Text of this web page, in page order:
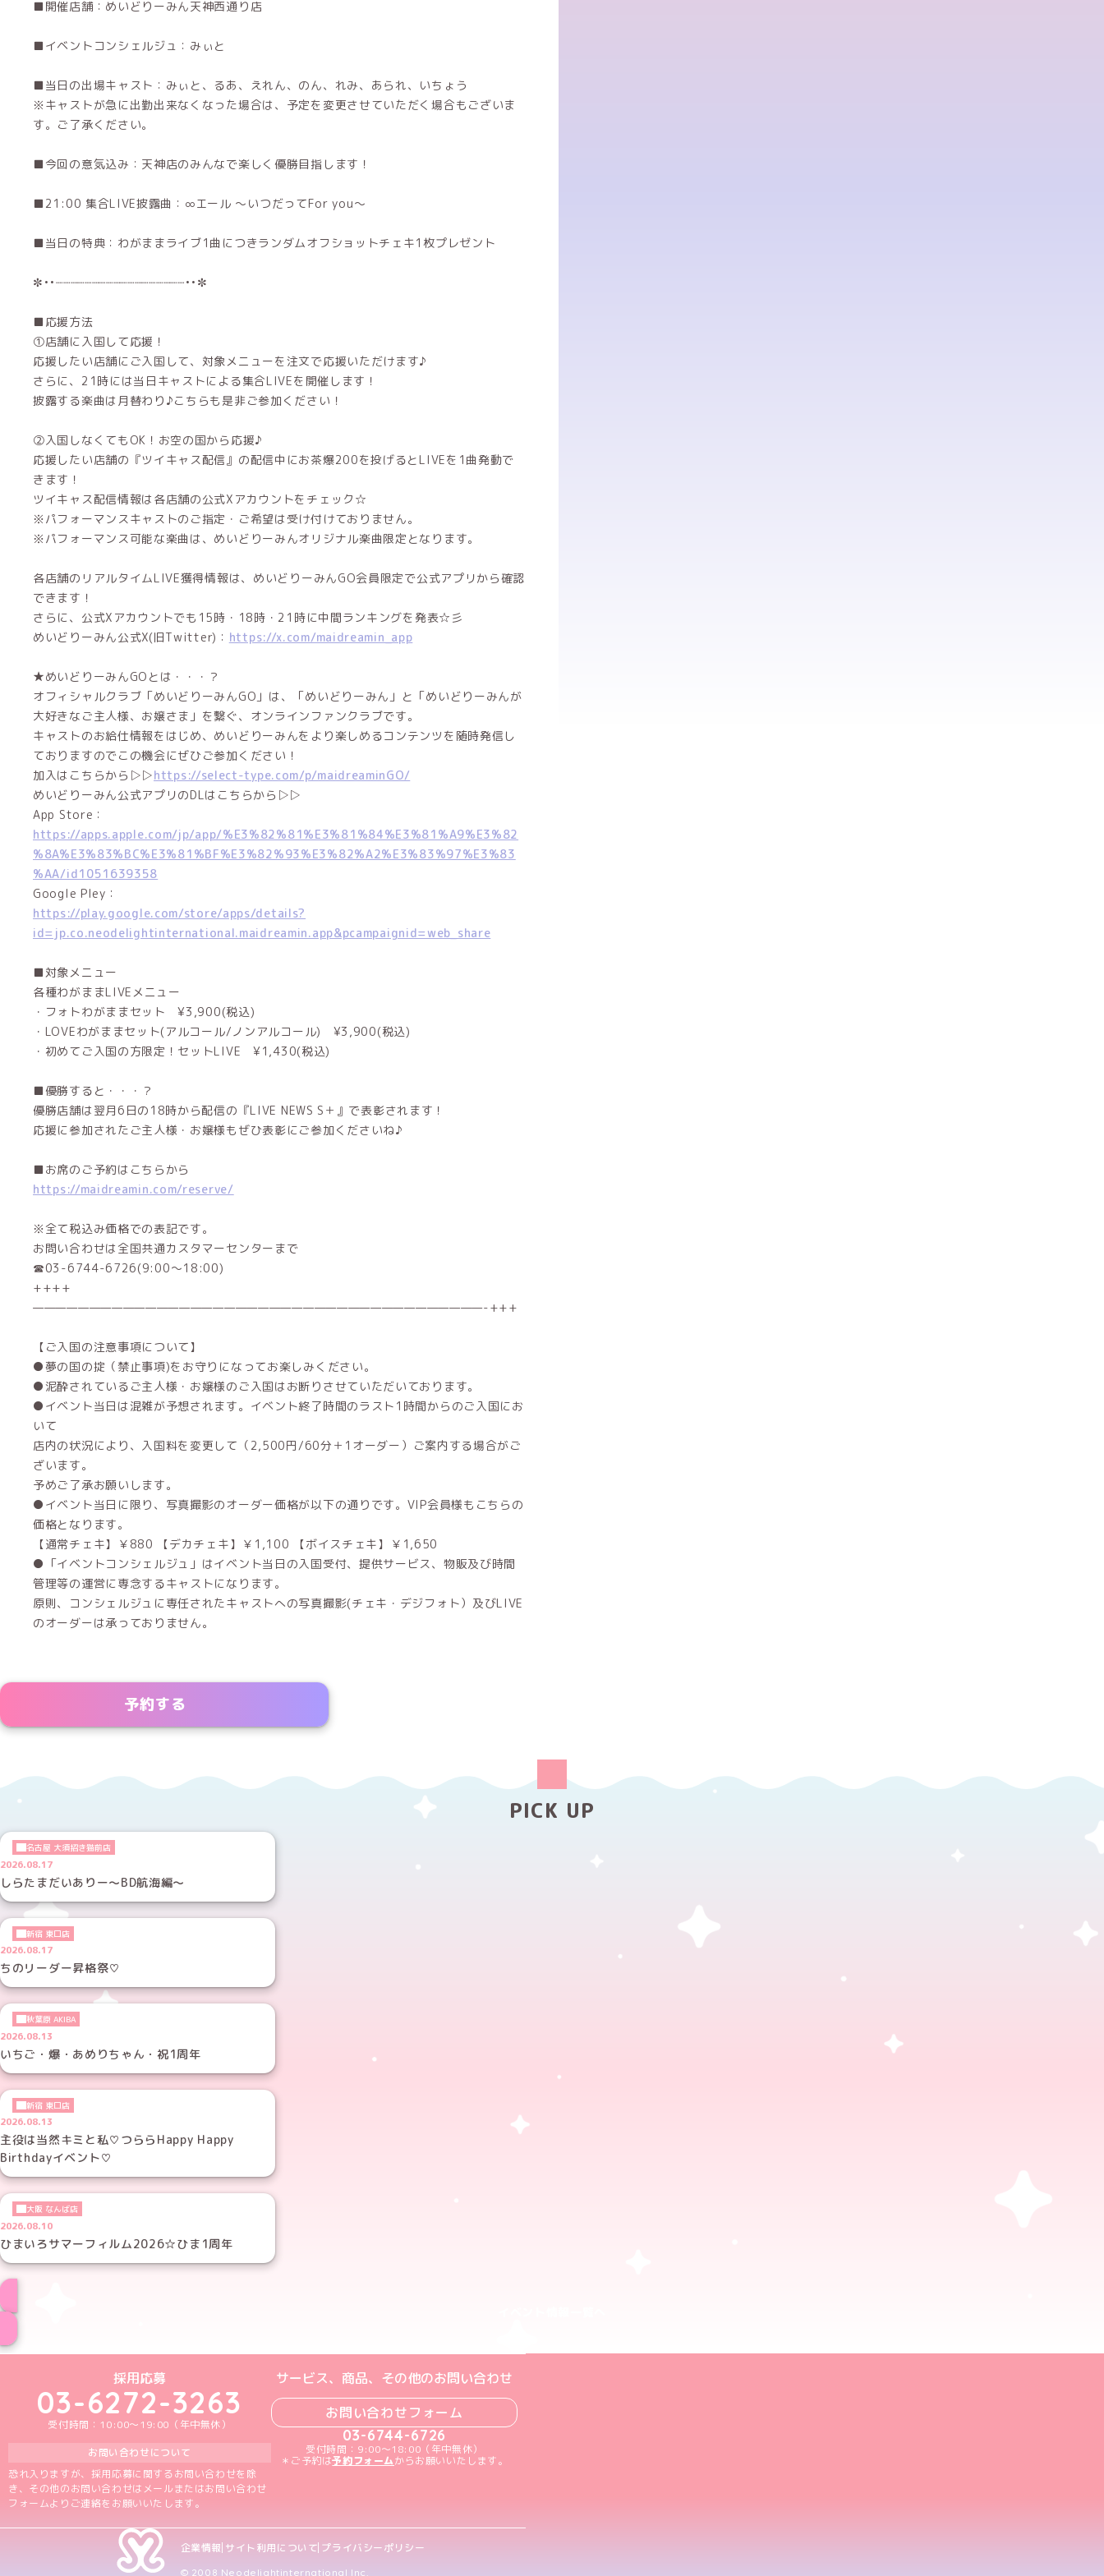
■開催店舗：めいどりーみん天神西通り店
■イベントコンシェルジュ：みぃと
■当日の出場キャスト：みぃと、るあ、えれん、のん、れみ、あられ、いちょう
※キャストが急に出勤出来なくなった場合は、予定を変更させていただく場合もございま
す。ご了承ください。
■今回の意気込み：天神店のみんなで楽しく優勝目指します！
■21:00 集合LIVE披露曲：∞エール 〜いつだってFor you〜
■当日の特典：わがままライブ1曲につきランダムオフショットチェキ1枚プレゼント
✼••┈┈┈┈┈┈┈┈┈┈┈┈┈┈┈┈┈┈••✼
■応援方法
①店舗に入国して応援！
応援したい店舗にご入国して、対象メニューを注文で応援いただけます♪
さらに、21時には当日キャストによる集合LIVEを開催します！
披露する楽曲は月替わり♪こちらも是非ご参加ください！
②入国しなくてもOK！お空の国から応援♪
応援したい店舗の『ツイキャス配信』の配信中にお茶爆200を投げるとLIVEを1曲発動で
きます！
ツイキャス配信情報は各店舗の公式Xアカウントをチェック☆
※パフォーマンスキャストのご指定・ご希望は受け付けておりません。
※パフォーマンス可能な楽曲は、めいどりーみんオリジナル楽曲限定となります。
各店舗のリアルタイムLIVE獲得情報は、めいどりーみんGO会員限定で公式アプリから確認
できます！
さらに、公式Xアカウントでも15時・18時・21時に中間ランキングを発表☆彡
めいどりーみん公式X(旧Twitter)： https://x.com/maidreamin_app
★めいどりーみんGOとは・・・？
オフィシャルクラブ「めいどりーみんGO」は、「めいどりーみん」と「めいどりーみんが
大好きなご主人様、お嬢さま」を繋ぐ、オンラインファンクラブです。
キャストのお給仕情報をはじめ、めいどりーみんをより楽しめるコンテンツを随時発信し
ておりますのでこの機会にぜひご参加ください！
加入はこちらから▷▷https://select-type.com/p/maidreaminGO/
めいどりーみん公式アプリのDLはこちらから▷▷
App Store：
https://apps.apple.com/jp/app/%E3%82%81%E3%81%84%E3%81%A9%E3%82
%8A%E3%83%BC%E3%81%BF%E3%82%93%E3%82%A2%E3%83%97%E3%83
%AA/id1051639358
Google Pley：
https://play.google.com/store/apps/details?
id=jp.co.neodelightinternational.maidreamin.app&pcampaignid=web_share
■対象メニュー
各種わがままLIVEメニュー
・フォトわがままセット ¥3,900(税込)
・LOVEわがままセット(アルコール/ノンアルコール) ¥3,900(税込)
・初めてご入国の方限定！セットLIVE ¥1,430(税込)
■優勝すると・・・？
優勝店舗は翌月6日の18時から配信の『LIVE NEWS S＋』で表彰されます！
応援に参加されたご主人様・お嬢様もぜひ表彰にご参加くださいね♪
■お席のご予約はこちらから
https://maidreamin.com/reserve/
※全て税込み価格での表記です。
お問い合わせは全国共通カスタマーセンターまで
☎03-6744-6726(9:00～18:00)
++++
————————————————————————————————————————-+++
【ご入国の注意事項について】
●夢の国の掟（禁止事項)をお守りになってお楽しみください。
●泥酔されているご主人様・お嬢様のご入国はお断りさせていただいております。
●イベント当日は混雑が予想されます。イベント終了時間のラスト1時間からのご入国にお
いて
店内の状況により、入国料を変更して（2,500円/60分＋1オーダー）ご案内する場合がご
ざいます。
予めご了承お願いします。
●イベント当日に限り、写真撮影のオーダー価格が以下の通りです。VIP会員様もこちらの
価格となります。
【通常チェキ】￥880 【デカチェキ】￥1,100 【ボイスチェキ】￥1,650
●「イベントコンシェルジュ」はイベント当日の入国受付、提供サービス、物販及び時間
管理等の運営に専念するキャストになります。
原則、コンシェルジュに専任されたキャストへの写真撮影(チェキ・デジフォト）及びLIVE
のオーダーは承っておりません。
予約する
PICK UP
名古屋 大須招き猫前店
2026.08.17
しらたまだいありー～BD航海編～
新宿 東口店
2026.08.17
ちのリーダー昇格祭♡
秋葉原 AKIBA
2026.08.13
いちご・爆・あめりちゃん・祝1周年
新宿 東口店
2026.08.13
主役は当然キミと私♡つららHappy Happy
Birthdayイベント♡
大阪 なんば店
2026.08.10
ひまいろサマーフィルム2026☆ひま1周年
めいどりーみんTikTok公式アカウント
めいどりーみんX公式アカウント
めいどりーみんInstagram公式アカウント
めいどりーみんFacebook公式アカウント
めいどりーみんYouTube公式アカウント
採用応募
03-6272-3263
受付時間：10:00～19:00（年中無休）
お問い合わせについて
恐れ入りますが、採用応募に関するお問い合わせを除
き、その他のお問い合わせはメールまたはお問い合わせ
フォームよりご連絡をお願いいたします。
サービス、商品、その他のお問い合わせ
お問い合わせフォーム
03-6744-6726
受付時間：9:00～18:00（年中無休）
＊ご予約は予約フォームからお願いいたします。
企業情報 サイト利用について プライバシーポリシー
© 2008 Neodelightinternational Inc.